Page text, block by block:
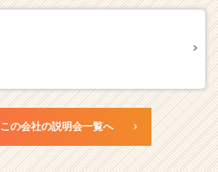
この会社の説明会一覧へ